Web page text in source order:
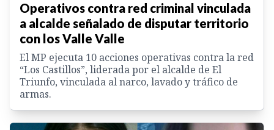
Operativos contra red criminal vinculada
a alcalde señalado de disputar territorio
con los Valle Valle
El MP ejecuta 10 acciones operativas contra la red
“Los Castillos”, liderada por el alcalde de El
Triunfo, vinculada al narco, lavado y tráfico de
armas.